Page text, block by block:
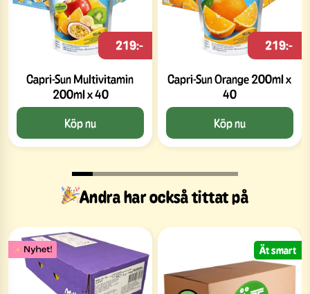
Capri-Sun Multivitamin
200ml x 40
219:-
Köp nu
Capri-Sun Orange 200ml x
40
219:-
Köp nu
Andra har också tittat på
Ät smart